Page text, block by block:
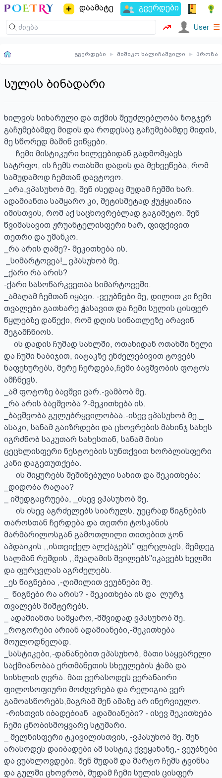
დაამატე გვერდები
User ☰
გვერდები ▸ მიშიკო ხალიჩაშვილი ▸ პროზა
სულის ბინადარი
ხილვის სიხარული და თქმის შეუძლებლობა ზოგჯერ
გაჩუმებამდე მიდის და როდესაც გაჩუმებამდე მიდის,
მე სწორედ მაშინ ვიწყები.
სატრფო, ის ჩემს ოთახში დადის და მეხვეწება, რომ
სამუდამოდ ჩემთან დავტოვო.
_არა,ვპასუხობ მე, შენ ისედაც მუდამ ჩემში ხარ.
ადამიანთა სამყარო კი, მეტისმეტად ჭუჭყიანია
იმისთვის, რომ აქ საცხოვრებლად გაგიმეტო. შენ
წვიმასავით ჟრუანტელისფერი ხარ, ფიფქივით
თეთრი და უმანკო.
_რა არის ღამე?- მეკითხება ის.
_ქარი რა არის?
-ქარი სასოწარკვეთაა სიმარტოვეში.
_ამაღამ ჩემთან იყავი. -ვეუბნები მე, დილით კი ჩემი
თვალები გათხარე ჭასავით და ჩემი სულის ცისფერ
წყლებზე დაწექი, რომ დღის სინათლეზე არავინ
შეგამჩნიოს.
და ჩუმი ნაბიჯით, იატაკზე ენძელებივით ტოვებს
ნაფეხურებს, მერე ჩერდება,ჩემი ბავშვობის ფოტოს
ამჩნევს.
_ამ ფოტოზე ბავშვი ვარ.-ვამბობ მე.
_რა არის ბავშვობა ?-მეკითხება ის.
_ბავშვობა გულუბრყვილობაა.-ისევ ვპასუხობ მე,_
ასაკი, სანამ გაიზრდები და ცხოვრების მახინჯ სახეს
იგრძნობ საკუთარ სახესთან, სანამ მისი
ცეცხლისფერი ნესტოების სუნთქვით ხორბლისფერი
კანი დაგეთუთქება.
_დიდობა რაღაა?
_ იმედგაცრუება, _ისევ ვპასუხობ მე.
თაროსთან ჩერდება და თეთრი ტოსკანის
მარმარილოსგან გამოთლილი თითებით ჯონ
აპდაიკის ,,ისთვიქელ ალქაჯებს" ფურცლავს, შემდეგ
სალმან რუშდის ,,შუაღამის შვილებს"იკავებს ხელში
და ფურცვლას აგრძელებს.
_ეს წიგნებია ,-ღიმილით ვეუბნები მე.
_  წიგნები რა არის? - მეკითხება ის და  ლურჯ
თვალებს მიშტერებს.
_ ადამიანთა სამყარო,-მშვიდად ვპასუხობ მე.
_როგორები არიან ადამიანები,-მეკითხება
მოულოდნელად.
_სასტიკები,-დანანებით ვპასუხობ, მათი საყვარელი
საქმიანობაა ერთმანეთის სხეულების ჭამა და
სისხლის ღვრა. მათ ვერასოდეს ვერანაირი
ფილოსოფიური მოძღვრება და რელიგია ვერ
გამოასწორებს,მაგრამ შენ ამაზე არ ინერვიულო.
ჩემი ცნობისმოყვარე სტუმარი.
_ მელნისფერი ტკივილისთვის, -ვპასუხობ მე. შენ
არასოდეს დაიბადები ამ სასტიკ ქვეყანაზე,- ვეუბნები
და ვუახლოვდები. შენ მუდამ და მარტო ჩემს ტვინსა
და გულში ცხოვრობ, მუდამ ჩემი სულის ცისფერ